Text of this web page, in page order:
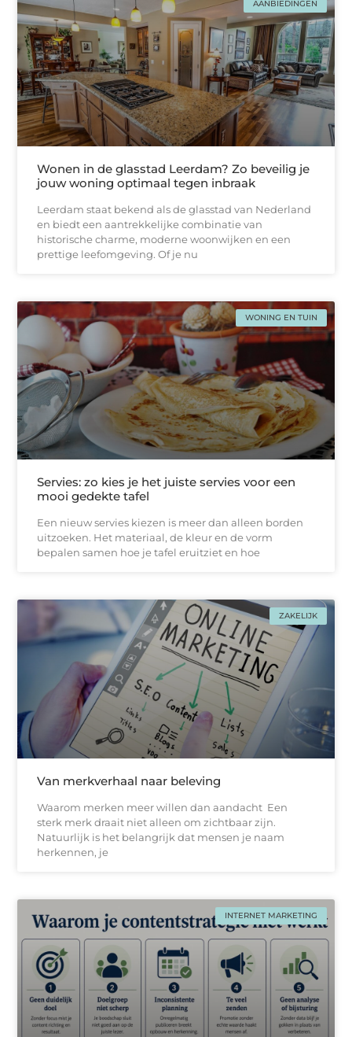
AANBIEDINGEN
Wonen in de glasstad Leerdam? Zo beveilig je
jouw woning optimaal tegen inbraak
Leerdam staat bekend als de glasstad van Nederland
en biedt een aantrekkelijke combinatie van
historische charme, moderne woonwijken en een
prettige leefomgeving. Of je nu
WONING EN TUIN
Servies: zo kies je het juiste servies voor een
mooi gedekte tafel
Een nieuw servies kiezen is meer dan alleen borden
uitzoeken. Het materiaal, de kleur en de vorm
bepalen samen hoe je tafel eruitziet en hoe
ZAKELIJK
Van merkverhaal naar beleving
Waarom merken meer willen dan aandacht Een
sterk merk draait niet alleen om zichtbaar zijn.
Natuurlijk is het belangrijk dat mensen je naam
herkennen, je
INTERNET MARKETING